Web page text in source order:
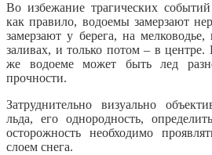
Во избежание трагических
как правило, водоемы замерзают
замерзают у берега, на
заливах, и только потом – в
же водоеме может быть лед
прочности.
Затруднительно визуально
льда, его однородность,
осторожность необходимо
слоем снега.